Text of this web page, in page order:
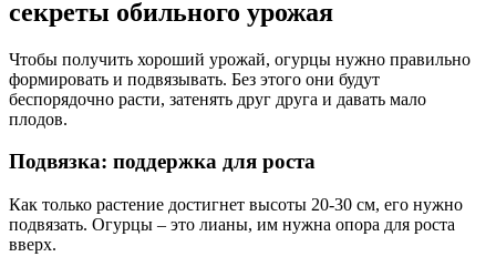
секреты обильного урожая
Чтобы получить хороший урожай, огурцы нужно правильно
формировать и подвязывать. Без этого они будут
беспорядочно расти, затенять друг друга и давать мало
плодов.
Подвязка: поддержка для роста
Как только растение достигнет высоты 20-30 см, его нужно
подвязать. Огурцы – это лианы, им нужна опора для роста
вверх.